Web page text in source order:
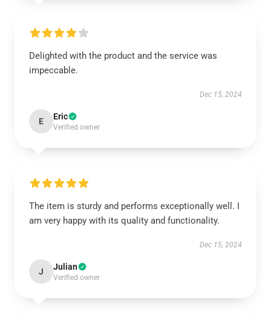
Delighted with the product and the service was
impeccable.
Dec 15, 2024
E Eric
Verified owner
The item is sturdy and performs exceptionally well. I
am very happy with its quality and functionality.
Dec 15, 2024
J Julian
Verified owner